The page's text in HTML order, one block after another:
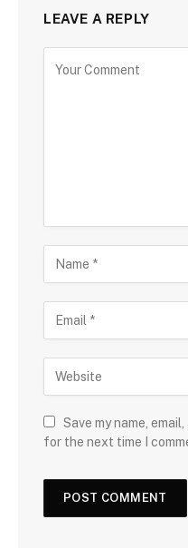
LEAVE A REPLY
Save my name,
for the next time I